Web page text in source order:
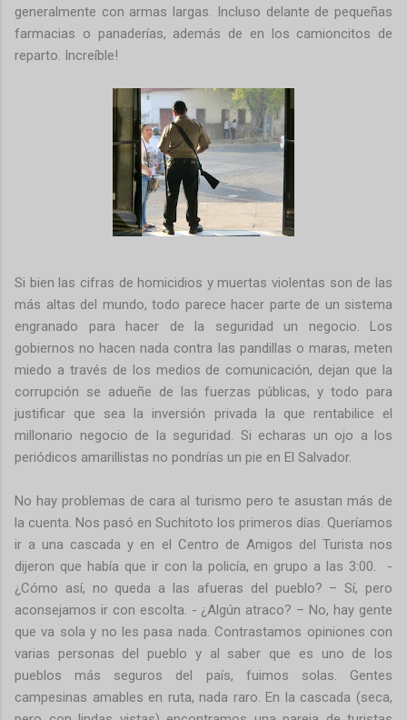
generalmente con armas largas. Incluso delante de pequeñas
farmacias o panaderías, además de en los camioncitos de
reparto. Increíble!
Si bien las cifras de homicidios y muertas violentas son de las
más altas del mundo, todo parece hacer parte de un sistema
engranado para hacer de la seguridad un negocio. Los
gobiernos no hacen nada contra las pandillas o maras, meten
miedo a través de los medios de comunicación, dejan que la
corrupción se adueñe de las fuerzas públicas, y todo para
justificar que sea la inversión privada la que rentabilice el
millonario negocio de la seguridad. Si echaras un ojo a los
periódicos amarillistas no pondrías un pie en El Salvador.
No hay problemas de cara al turismo pero te asustan más de
la cuenta. Nos pasó en Suchitoto los primeros días. Queríamos
ir a una cascada y en el Centro de Amigos del Turista nos
dijeron que había que ir con la policía, en grupo a las 3:00. -
¿Cómo así, no queda a las afueras del pueblo? – Sí, pero
aconsejamos ir con escolta. - ¿Algún atraco? – No, hay gente
que va sola y no les pasa nada. Contrastamos opiniones con
varias personas del pueblo y al saber que es uno de los
pueblos más seguros del país, fuimos solas. Gentes
campesinas amables en ruta, nada raro. En la cascada (seca,